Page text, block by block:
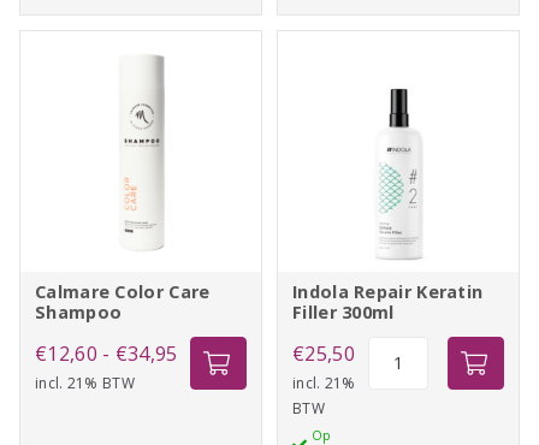
Calmare Color Care
Shampoo
€12,60 - €34,95 Prijsklasse:
€12,60
incl. 21% BTW
Indola Repair Keratin
Filler 300ml
€25,50
incl. 21%
BTW
Op